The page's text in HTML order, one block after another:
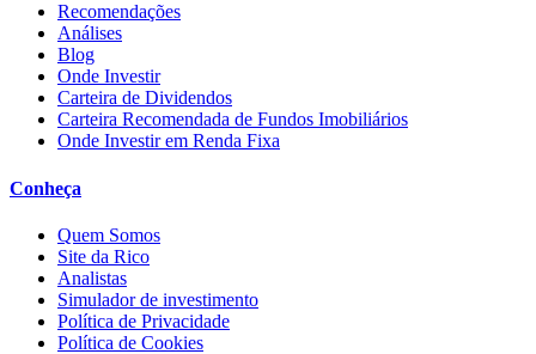
Recomendações
Análises
Blog
Onde Investir
Carteira de Dividendos
Carteira Recomendada de Fundos Imobiliários
Onde Investir em Renda Fixa
Conheça
Quem Somos
Site da Rico
Analistas
Simulador de investimento
Política de Privacidade
Política de Cookies